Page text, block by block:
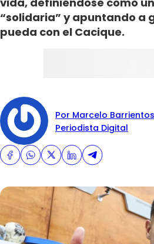
“solidaria” y apuntando a
pueda con el Cacique.
Por Marcelo Barrientos
Periodista Digital